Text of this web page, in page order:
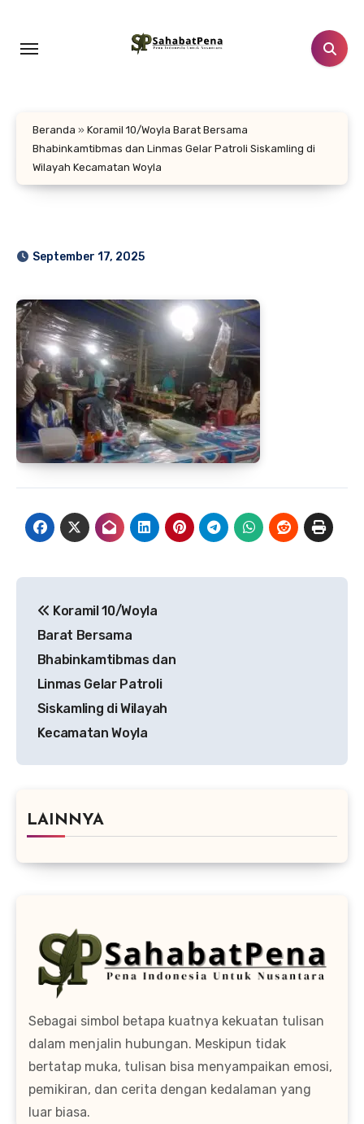
konten
Beranda » Koramil 10/Woyla Barat Bersama
Bhabinkamtibmas dan Linmas Gelar Patroli Siskamling di
Wilayah Kecamatan Woyla
September 17, 2025
pos
Koramil 10/Woyla
Barat Bersama
Bhabinkamtibmas dan
Linmas Gelar Patroli
Siskamling di Wilayah
Kecamatan Woyla
LAINNYA
Sebagai simbol betapa kuatnya kekuatan tulisan
dalam menjalin hubungan. Meskipun tidak
bertatap muka, tulisan bisa menyampaikan emosi,
pemikiran, dan cerita dengan kedalaman yang
luar biasa.